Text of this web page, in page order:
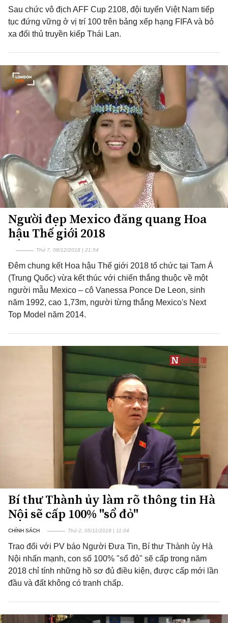
Sau chức vô địch AFF Cup 2108, đội tuyển Việt Nam tiếp
tục đứng vững ở vị trí 100 trên bảng xếp hạng FIFA và bỏ
xa đối thủ truyền kiếp Thái Lan.
Người đẹp Mexico đăng quang Hoa
hậu Thế giới 2018
Thứ 7, 08/12/2018 | 21:54
Đêm chung kết Hoa hậu Thế giới 2018 tổ chức tại Tam Á
(Trung Quốc) vừa kết thúc với chiến thắng thuộc về một
người mẫu Mexico – cô Vanessa Ponce De Leon, sinh
năm 1992, cao 1,73m, người từng thắng Mexico's Next
Top Model năm 2014.
Bí thư Thành ủy làm rõ thông tin Hà
Nội sẽ cấp 100% "sổ đỏ"
CHÍNH SÁCH Thứ 2, 05/11/2018 | 11:04
Trao đổi với PV báo Người Đưa Tin, Bí thư Thành ủy Hà
Nội nhấn mạnh, con số 100% "sổ đỏ" sẽ cấp trong năm
2018 chỉ tính những hồ sơ đủ điều kiện, được cấp mới lần
đầu và đất không có tranh chấp.